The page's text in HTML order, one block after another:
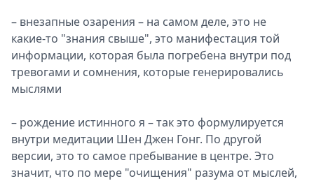
– внезапные озарения – на самом деле, это не
какие-то "знания свыше", это манифестация той
информации, которая была погребена внутри под
тревогами и сомнения, которые генерировались
мыслями
– рождение истинного я – так это формулируется
внутри медитации Шен Джен Гонг. По другой
версии, это то самое пребывание в центре. Это
значит, что по мере "очищения" разума от мыслей,